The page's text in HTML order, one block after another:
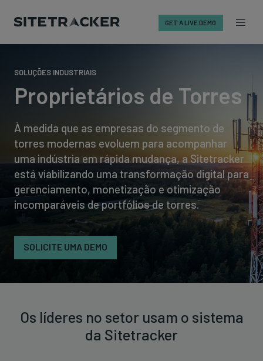
content
GET A LIVE DEMO
SOLUÇÕES INDUSTRIAIS
Proprietários de Torres
À medida que as empresas do segmento de
torres modernas evoluem para acompanhar
uma indústria em rápida mudança, a Sitetracker
está viabilizando uma transformação digital para
gerenciamento, monetização e otimização
incomparáveis de portfólios de torres.
SOLICITE UMA DEMO
Os líderes no setor usam o sistema
da Sitetracker